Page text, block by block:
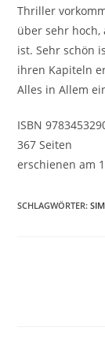
Thriller
über sehr hoch,
ist. Sehr schön
ihren Kapiteln
Alles in Allem
ISBN
367 Seiten
erschienen am
SCHLAGWÖRTER: